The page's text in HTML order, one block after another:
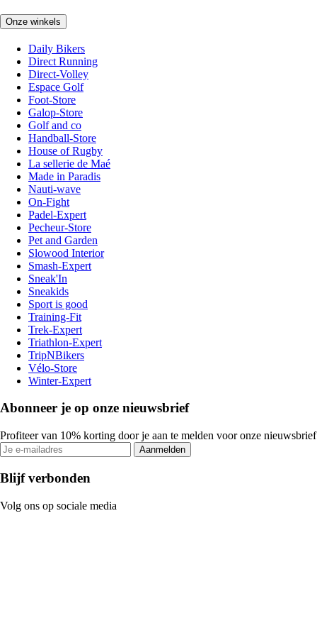
Onze winkels
Daily Bikers
Direct Running
Direct-Volley
Espace Golf
Foot-Store
Galop-Store
Golf and co
Handball-Store
House of Rugby
La sellerie de Maé
Made in Paradis
Nauti-wave
On-Fight
Padel-Expert
Pecheur-Store
Pet and Garden
Slowood Interior
Smash-Expert
Sneak'In
Sneakids
Sport is good
Training-Fit
Trek-Expert
Triathlon-Expert
TripNBikers
Vélo-Store
Winter-Expert
Abonneer je op onze nieuwsbrief
Profiteer van 10% korting door je aan te melden voor onze nieuwsbrief
Aanmelden
Blijf verbonden
Volg ons op sociale media